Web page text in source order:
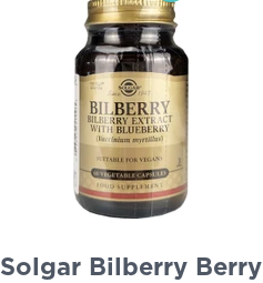
Solgar Bilberry Berry